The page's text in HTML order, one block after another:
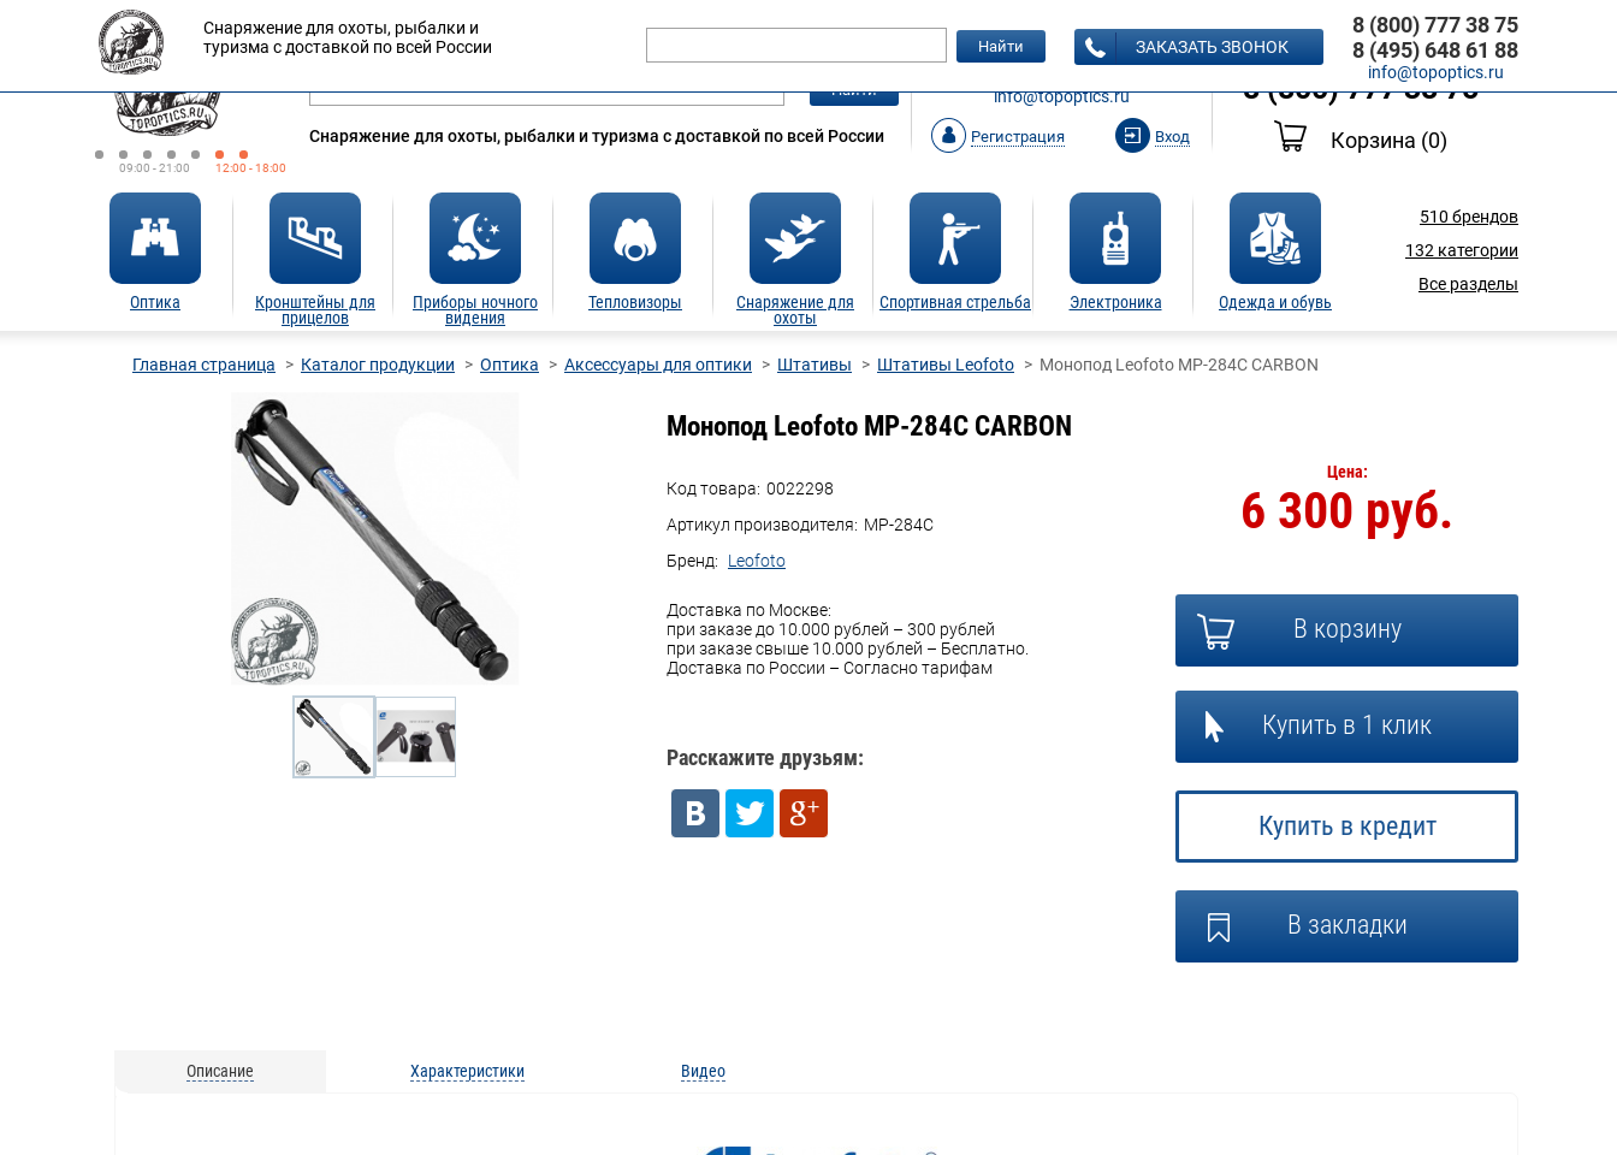
09:00 - 21:00 12:00 - 18:00
Оплата Доставка
Найти
Снаряжение для охоты, рыбалки и туризма с доставкой по всей России
ЗАКАЗАТЬ ЗВОНОК
info@topoptics.ru
Регистрация Вход
8 (495) 648 61 88
8 (800) 777 38 75
Корзина (0)
Оптика
Кронштейны для
прицелов
Приборы ночного
видения
Тепловизоры
Снаряжение для
охоты
Спортивная стрельба Электроника Одежда и обувь
510 брендов
132 категории
Все разделы
Снаряжение для охоты, рыбалки и
туризма с доставкой по всей России
Найти ЗАКАЗАТЬ ЗВОНОК
8 (800) 777 38 75
8 (495) 648 61 88
info@topoptics.ru
Главная страница Каталог продукции Оптика Аксессуары для оптики Штативы Штативы Leofoto Монопод Leofoto MP-284C CARBON
Монопод Leofoto MP-284C CARBON
Код товара: 0022298
Артикул производителя: MP-284C
Бренд:
Leofoto
Доставка по Москве:
при заказе до 10.000 рублей – 300 рублей
при заказе свыше 10.000 рублей – Бесплатно.
Доставка по России – Согласно тарифам
Расскажите друзьям:
Цена:
6 300 руб.
В корзину
Купить в 1 клик
Купить в кредит
В закладки
Описание Характеристики Видео